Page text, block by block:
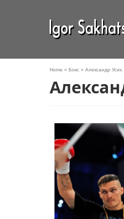
Home » Бокс » Александр Усик.